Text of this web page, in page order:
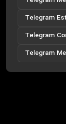
Telegram
Telegram
Telegram